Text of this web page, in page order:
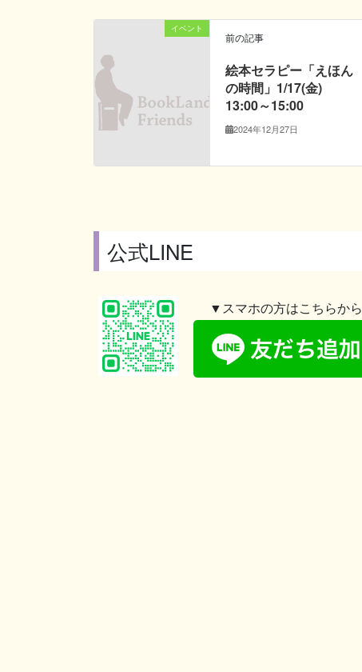
イベント
前の記事
絵本セラピー「えほん
の時間」1/17(金)
13:00～15:00
2024年12月27日
公式LINE
▼スマホの方はこちらから